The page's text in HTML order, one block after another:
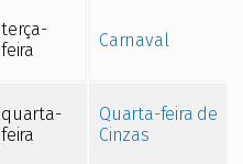
terça-
feira
Carnaval
quarta-
feira
Quarta-feira de
Cinzas